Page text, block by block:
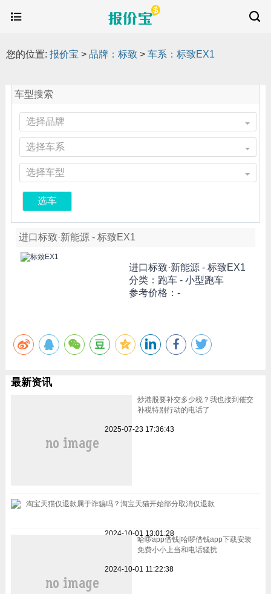
您的位置: 报价宝 > 品牌：标致 > 车系：标致EX1
车型搜索
选择品牌
选择车系
选择车型
选车
进口标致·新能源 - 标致EX1
进口标致·新能源 - 标致EX1
分类：跑车 - 小型跑车
参考价格：-
最新资讯
炒港股要补交多少税？我也接到催交
补税特别行动的电话了
2025-07-23 17:36:43
淘宝天猫仅退款属于诈骗吗？淘宝天猫开始部分取消仅退款
2024-10-01 13:01:28
哈啰app借钱|哈啰借钱app下载安装
免费小小上当和电话骚扰
2024-10-01 11:22:38